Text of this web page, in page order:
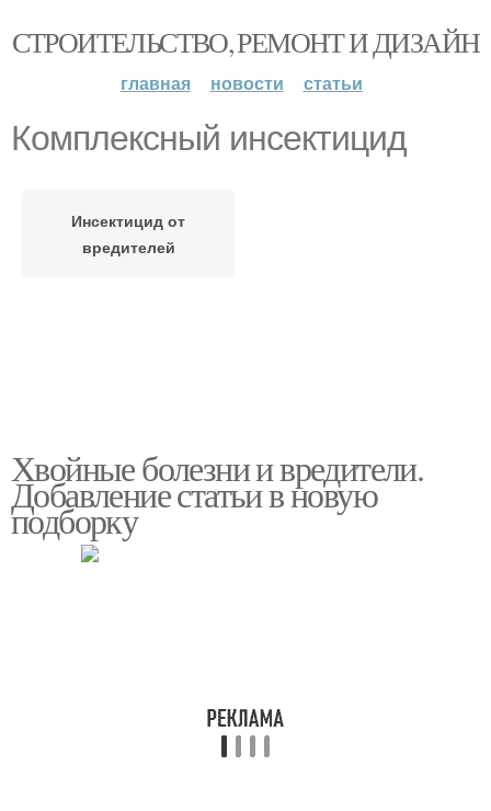
СТРОИТЕЛЬСТВО, РЕМОНТ И ДИЗАЙН
главная новости статьи
Комплексный инсектицид
Инсектицид от
вредителей
Хвойные болезни и вредители.
Добавление статьи в новую
подборку